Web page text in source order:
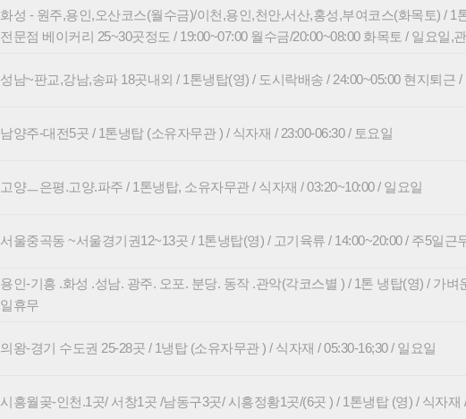
화성 - 원주,용인,오산코스(월수금)/이천,용인,천안,서산,홍성,부여코스(화목토) / 1
전문점 베이커리 25~30곳정도 / 19:00~07:00 월수금/20:00~08:00 화목토 / 일요일,
성남~판교,강남,송파 18곳내외 / 1톤냉탑(영) / 도시락배송 / 24:00~05:00 현지퇴근
남양주-대전5곳 / 1톤냉탑 (소유자무관 ) / 식자재 / 23:00-06:30 / 토요일
고양ㅡ은평.고양.파주 / 1톤냉탑, 소유자무관 / 식자재 / 03:20~10:00 / 일요일
서울중곡동 ~서울경기권12~13곳 / 1톤냉탑(영) / 고기육류 / 14:00~20:00 / 주5일근
용인-기흥 .화성 .성남. 광주. 오포. 분당. 동작 .관악(각코스별 ) / 1톤 냉탑(영) / 가벼
일휴무
의왕-경기 수도권 25-28곳 / 1냉탑 (소유자무관 ) / 식자재 / 05:30-16;30 / 일요일
시흥월곶-인천.1곳/ 서창1곳 /남동구3곳/ 시흥정황1곳/(6곳 ) / 1톤냉탑 (영) / 식자재